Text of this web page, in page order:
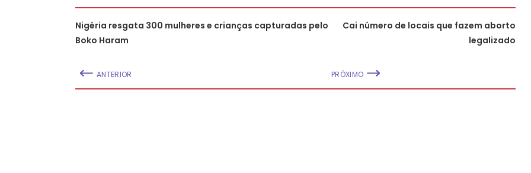
Nigéria resgata 300 mulheres e crianças capturadas pelo
Boko Haram
ANTERIOR
Cai número de locais que fazem aborto
legalizado
PRÓXIMO